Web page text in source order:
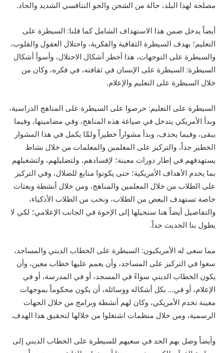
مصلحة لهذا البلد، حالة من الشحن والجو التنافسي الشديد والحاد.
أيضاً يدخل ضمن هذا الاستهداف الشامل كما قلنا: السيطرة على
التعليم؛ بهدف السيطرة الثقافية والفكرية، واحتلال العقول والقلوب،
والسيطرة على التوجهات، هذا أخطر أشكال الاحتلال، وأسوأ أشكال
السيطرة: السيطرة على الإنسان في ثقافته، في فكره، وكان من
خلال السيطرة على التعليم والإعلام.
السيطرة على التعليم: حرصوا على السيطرة على المناهج الدراسية،
وبدأ الأمريكي يتدخل في صياغة هذه المناهج، وفي مضامينها، وفيما
يبقى، وفيما يحذف، وبدأ مشواراً خطيراً ولمَّا يكمل في هذا المشوار
الخطير جداً، والتركيز على المعلمين والمعلمات من خلال نشاط
يستهدفهم في إطار دورات معينة؛ لإفسادهم، ولتضليلهم، ولتشغيلهم
بما يخدم الأهداف الأمريكية؛ حتى يكونوا منابع للضلال، وفي التركيز
على الطلاب من خلال المعلمين والمناهج، ومن خلال أنشطة وبعثات
خاصة تستهدف البعض من الطلاب، ونخب من الطلاب الأذكياء،
والتفاصيل أيضاً هنا سنحيلها إلى الإخوة في الجانب الإعلامي؛ لكي لا
يطول بنا الحديث جداً.
مما سعى له الأمريكيون: السيطرة على الخطاب الديني والمساجد،
سعوا في التركيز على المساجد، وأن يعمم عليها خطاب معين، وأن
يكون الخطاب الديني سواءً في المسجد، أو في المدرسة، أو في
الإعلام، أو في… بكل أشكاله ووسائله، أن يكون محكوماً بموجهات
معينة تخدم الأمريكي، وكان لهم أنشطة وبرامج من خلال الجهات
الرسمية، ومن خلال منظمات اشتغلوا من خلالها لتحقيق هذا الهدف.
وأيضاً وصل بهم الحد في سعيهم للسيطرة على الخطاب الديني إلى